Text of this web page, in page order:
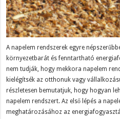
A napelem rendszerek egyre
környezetbarát és fenntartható
nem tudják, hogy mekkora napelem
kielégítsék az otthonuk vagy
részletesen bemutatjuk, hogy hogyan
napelem rendszert. Az első lépés a
meghatározásához az